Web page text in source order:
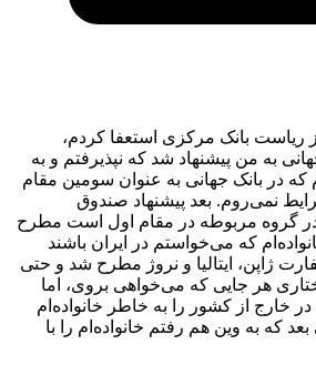
ریاست بانک مرکزی استعفا کردم،
به من پیشنهاد شد که نپذیرفتم و به
در بانک جهانی به عنوان سومین مقام
نمی‌روم. بعد پیشنهاد صندوق
در گروه مربوطه در مقام اول است مطرح
که می‌خواستم در ایران باشند
ژاپن، ایتالیا و نروژ مطرح شد و حتی
هر جایی که می‌خواهی بروی، اما
خارج از کشور را به خاطر خانواده‌ام
که به وین هم رفتم خانواده‌ام را با